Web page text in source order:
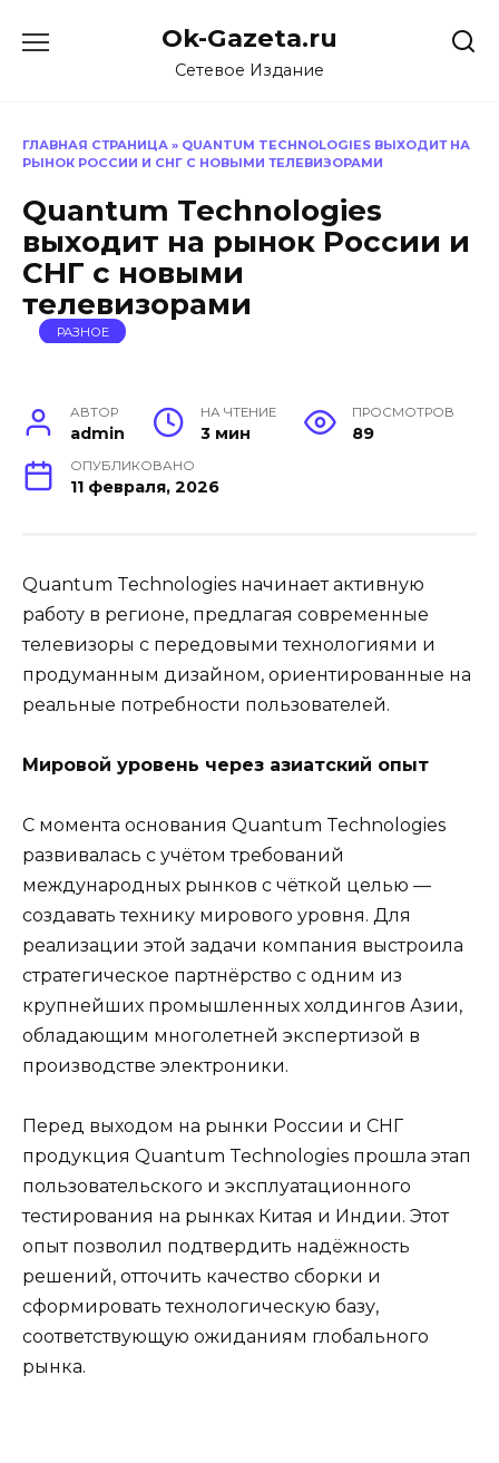
Ok-Gazeta.ru
Сетевое Издание
ГЛАВНАЯ СТРАНИЦА » QUANTUM TECHNOLOGIES ВЫХОДИТ НА
РЫНОК РОССИИ И СНГ С НОВЫМИ ТЕЛЕВИЗОРАМИ
Quantum Technologies
выходит на рынок России и
СНГ с новыми
телевизорами
РАЗНОЕ
АВТОР
admin
НА ЧТЕНИЕ
3 мин
ПРОСМОТРОВ
89
ОПУБЛИКОВАНО
11 февраля, 2026
Quantum Technologies начинает активную
работу в регионе, предлагая современные
телевизоры с передовыми технологиями и
продуманным дизайном, ориентированные на
реальные потребности пользователей.
Мировой уровень через азиатский опыт
С момента основания Quantum Technologies
развивалась с учётом требований
международных рынков с чёткой целью —
создавать технику мирового уровня. Для
реализации этой задачи компания выстроила
стратегическое партнёрство с одним из
крупнейших промышленных холдингов Азии,
обладающим многолетней экспертизой в
производстве электроники.
Перед выходом на рынки России и СНГ
продукция Quantum Technologies прошла этап
пользовательского и эксплуатационного
тестирования на рынках Китая и Индии. Этот
опыт позволил подтвердить надёжность
решений, отточить качество сборки и
сформировать технологическую базу,
соответствующую ожиданиям глобального
рынка.